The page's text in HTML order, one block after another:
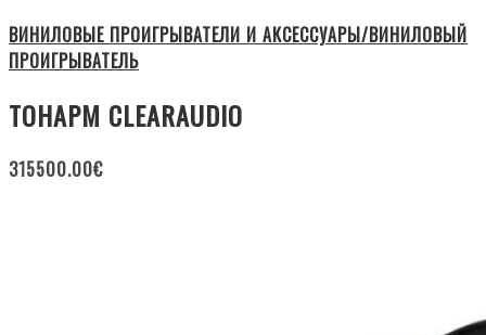
ВИНИЛОВЫЕ ПРОИГРЫВАТЕЛИ И АКСЕССУАРЫ/ВИНИЛОВЫЙ
ПРОИГРЫВАТЕЛЬ
ТОНАРМ CLEARAUDIO
315500.00€